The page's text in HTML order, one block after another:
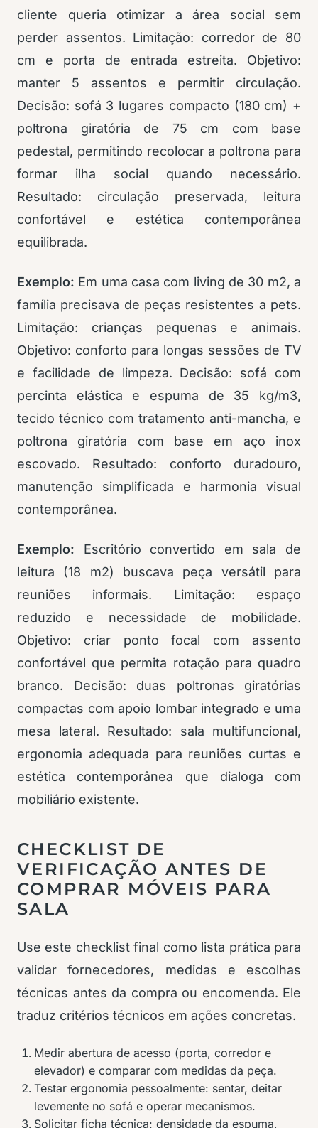
cliente queria otimizar a área social sem
perder assentos. Limitação: corredor de 80
cm e porta de entrada estreita. Objetivo:
manter 5 assentos e permitir circulação.
Decisão: sofá 3 lugares compacto (180 cm) +
poltrona giratória de 75 cm com base
pedestal, permitindo recolocar a poltrona para
formar ilha social quando necessário.
Resultado: circulação preservada, leitura
confortável e estética contemporânea
equilibrada.
Exemplo: Em uma casa com living de 30 m2, a
família precisava de peças resistentes a pets.
Limitação: crianças pequenas e animais.
Objetivo: conforto para longas sessões de TV
e facilidade de limpeza. Decisão: sofá com
percinta elástica e espuma de 35 kg/m3,
tecido técnico com tratamento anti-mancha, e
poltrona giratória com base em aço inox
escovado. Resultado: conforto duradouro,
manutenção simplificada e harmonia visual
contemporânea.
Exemplo: Escritório convertido em sala de
leitura (18 m2) buscava peça versátil para
reuniões informais. Limitação: espaço
reduzido e necessidade de mobilidade.
Objetivo: criar ponto focal com assento
confortável que permita rotação para quadro
branco. Decisão: duas poltronas giratórias
compactas com apoio lombar integrado e uma
mesa lateral. Resultado: sala multifuncional,
ergonomia adequada para reuniões curtas e
estética contemporânea que dialoga com
mobiliário existente.
CHECKLIST DE
VERIFICAÇÃO ANTES DE
COMPRAR MÓVEIS PARA
SALA
Use este checklist final como lista prática para
validar fornecedores, medidas e escolhas
técnicas antes da compra ou encomenda. Ele
traduz critérios técnicos em ações concretas.
Medir abertura de acesso (porta, corredor e
elevador) e comparar com medidas da peça.
Testar ergonomia pessoalmente: sentar, deitar
levemente no sofá e operar mecanismos.
Solicitar ficha técnica: densidade da espuma,